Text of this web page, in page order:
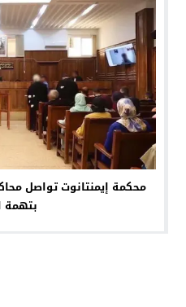
محكمة إيمنتانوت تواصل
بتهمة